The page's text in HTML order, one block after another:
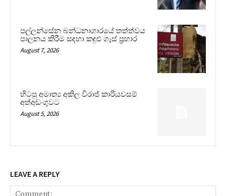
පල්ලන්සේන බන්ධනාගාරයේ තත්ත්වය
පාලනය කිරීම සඳහා කඳුළු ගෑස් ප්‍රහාර
August 7, 2026
හිටපු අමාත්‍ය අකිල විරාජ් කාරියවසම්
අත්අඩංගුවට
August 5, 2026
LEAVE A REPLY